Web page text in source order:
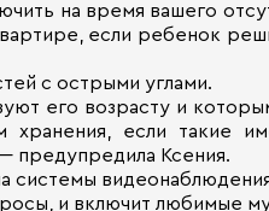
на время вашего
если ребенок
с острыми углами.
его возрасту и
если такие
предупредила Ксения.
системы
и включит любимые